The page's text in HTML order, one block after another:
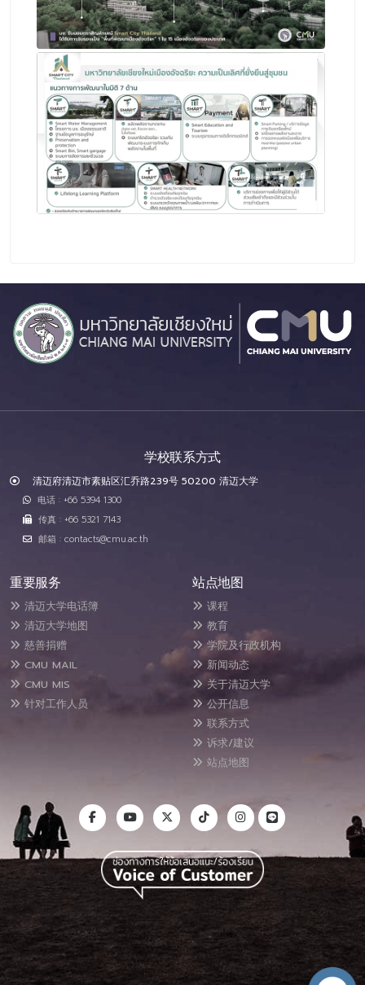
学校联系方式
清迈府清迈市素贴区汇乔路239号 50200 清迈大学
电话 : +66 5394 1300
传真 : +66 5321 7143
邮箱 : contacts@cmu.ac.th
重要服务
清迈大学电话簿
清迈大学地图
慈善捐赠
CMU MAIL
CMU MIS
针对工作人员
站点地图
课程
教育
学院及行政机构
新闻动态
关于清迈大学
公开信息
联系方式
诉求/建议
站点地图